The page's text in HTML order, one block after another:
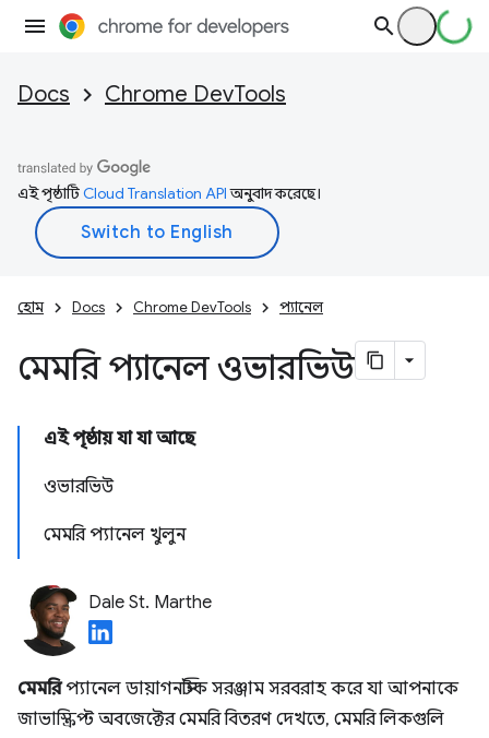
Docs Chrome DevTools
এই পৃষ্ঠাটিCloud Translation APIঅনুবাদ করেছে।
হোম Docs Chrome DevTools প্যানেল
মেমরি প্যানেল ওভারভিউ
এই পৃষ্ঠায় যা যা আছে
ওভারভিউ
মেমরি প্যানেল খুলুন
Dale St. Marthe
মেমরিপ্যানেল ডায়াগনস্টিক সরঞ্জাম সরবরাহ করে যা আপনাকে
জাভাস্ক্রিপ্ট অবজেক্টের মেমরি বিতরণ দেখতে, মেমরি লিকগুলি